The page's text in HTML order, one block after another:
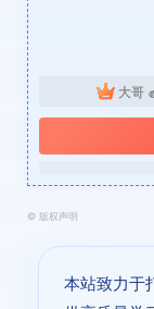
大哥
© 版权声明
本站致力于